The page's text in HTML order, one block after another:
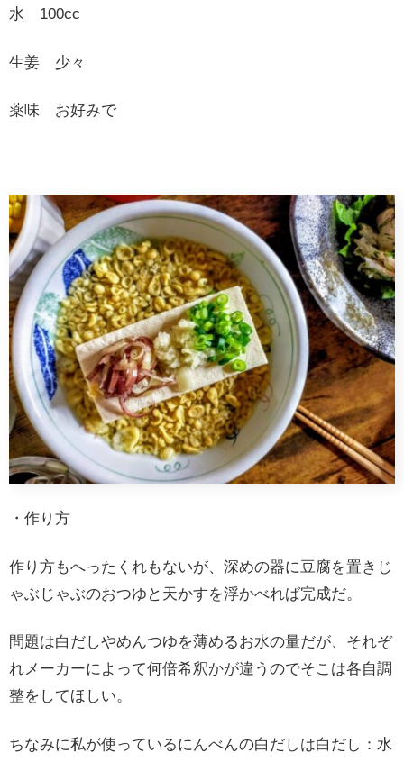
水 100cc
生姜 少々
薬味 お好みで
・作り方
作り方もへったくれもないが、深めの器に豆腐を置きじ
ゃぶじゃぶのおつゆと天かすを浮かべれば完成だ。
問題は白だしやめんつゆを薄めるお水の量だが、それぞ
れメーカーによって何倍希釈かが違うのでそこは各自調
整をしてほしい。
ちなみに私が使っているにんべんの白だしは白だし：水